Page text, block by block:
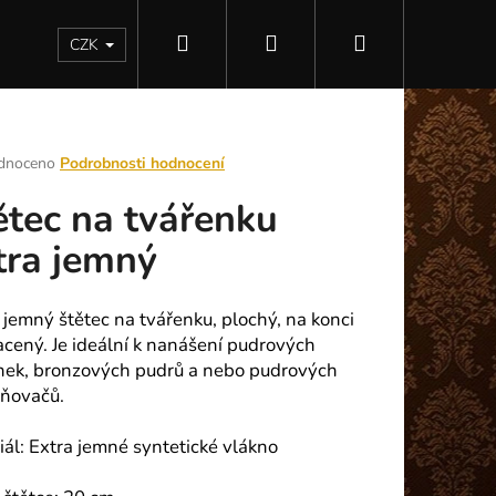
KontaktyCZK Přihlášení
košík
Podrobnosti hodnocení
na tvářenku
jemný
štětec na tvářenku, plochý, na konci
Je ideální k nanášení pudrových
bronzových pudrů a nebo pudrových
Extra jemné syntetické vlákno